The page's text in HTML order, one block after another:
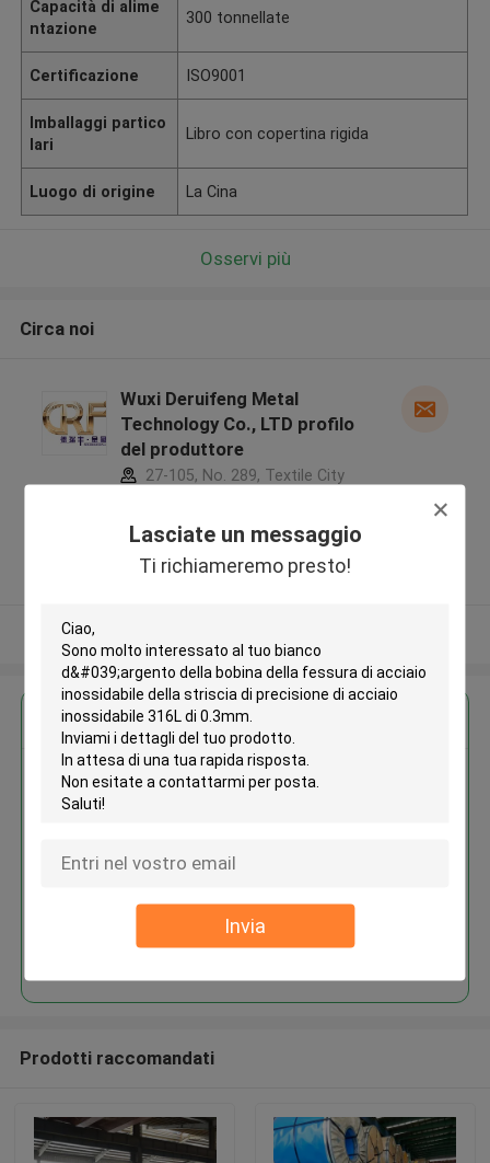
Lasciate un messaggio
Ti richiameremo presto!
Invia
Capacità di alime
ntazione
300 tonnellate
Certificazione ISO9001
Imballaggi partico
lari
Libro con copertina rigida
Luogo di origine La Cina
Osservi più
Circa noi
Wuxi Deruifeng Metal
Technology Co., LTD profilo
del produttore
27-105, No. 289, Textile City
Jiangsu Province, China ,Porcellana
Fornitore verificato
Ottieni il miglior prezzo per
Bianco d'argento della bobina
precisione di acciaio
Continua
Prodotti raccomandati